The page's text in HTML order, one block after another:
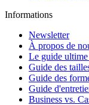
Informations
Newsletter
À propos de
Le guide ultime
Guide des
Guide des
Guide
Business vs.